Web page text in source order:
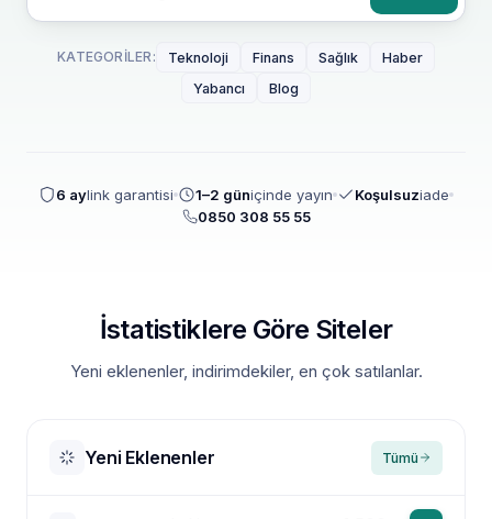
KATEGORILER: Teknoloji Finans Sağlık
Haber
Yabancı
Blog
6 aylink garantisi 1–2 güniçinde yayın Koşulsuziade
0850 308 55 55
İstatistiklere Göre Siteler
Yeni eklenenler, indirimdekiler, en çok satılanlar.
Yeni Eklenenler Tümü